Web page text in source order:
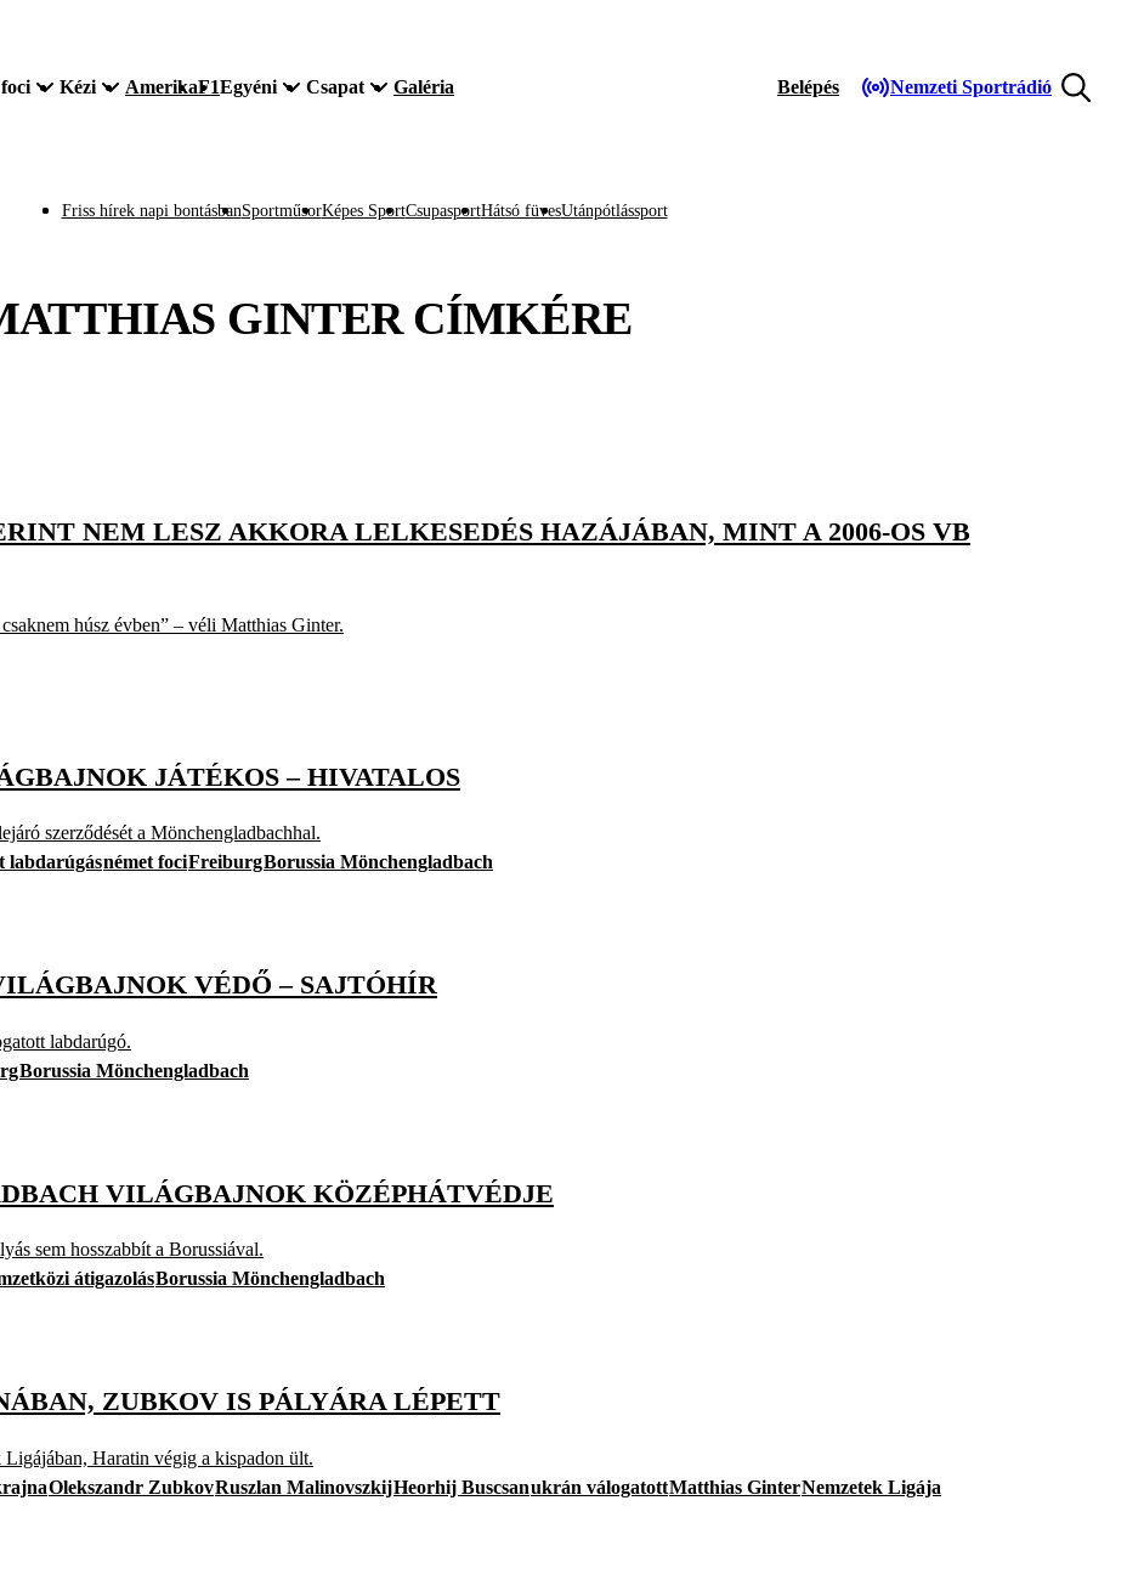
Kézi AmerikaF1Egyéni Csapat Galéria Belépés Nemzeti Sportrádió
Friss hírek napi bontásbanSportműsorKépes SportCsupasportHátsó füvesUtánpótlássport
GINTERCÍMKÉRE
NEM LESZ AKKORA LELKESEDÉS HAZÁJÁBAN, MINT A 2006-OS VB
húsz évben” – véli Matthias Ginter.
JÁTÉKOS – HIVATALOS
szerződését a Mönchengladbachhal.
labdarúgásnémet fociFreiburgBorussia Mönchengladbach
VÉDŐ – SAJTÓHÍR
labdarúgó.
Borussia Mönchengladbach
VILÁGBAJNOK KÖZÉPHÁTVÉDJE
sem hosszabbít a Borussiával.
átigazolásBorussia Mönchengladbach
ZUBKOV IS PÁLYÁRA LÉPETT
Haratin végig a kispadon ült.
Olekszandr ZubkovRuszlan MalinovszkijHeorhij Buscsanukrán válogatottMatthias GinterNemzetek Ligája